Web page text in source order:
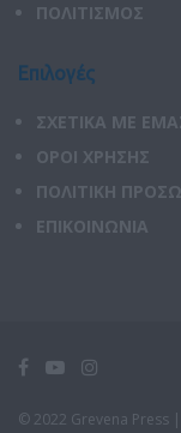
ΠΟΛΙΤΙΣΜΟΣ
Επιλογές
ΣΧΕΤΙΚΑ ΜΕ
ΟΡΟΙ ΧΡΗΣΗΣ
ΠΟΛΙΤΙΚΗ
ΕΠΙΚΟΙΝΩΝΙΑ
© 2022 Grevena Press |